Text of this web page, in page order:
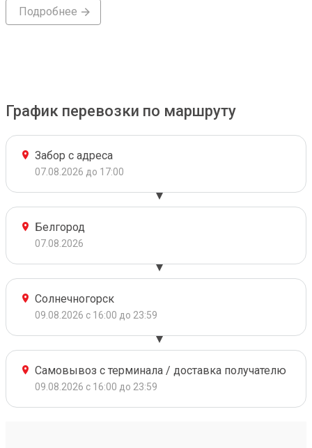
Подробнее
График перевозки по маршруту
Забор с адреса
07.08.2026 до 17:00
Белгород
07.08.2026
Солнечногорск
09.08.2026 с 16:00 до 23:59
Самовывоз с терминала / доставка получателю
09.08.2026 с 16:00 до 23:59